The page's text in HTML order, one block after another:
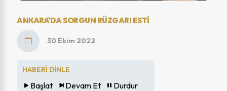
ANKARA'DA SORGUN RÜZGARI ESTI
30 Ekim 2022
HABERİ DİNLE
Başlat Devam Et Durdur